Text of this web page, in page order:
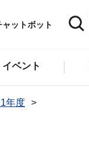
ャットボット
ベント
年度